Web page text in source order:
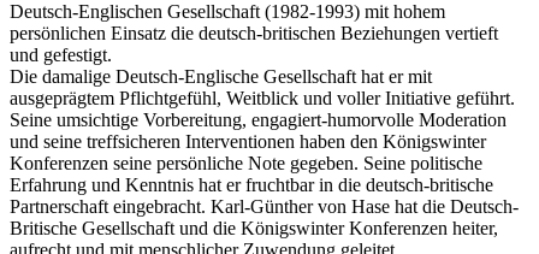
Deutsch-Englischen Gesellschaft (1982-1993) mit hohem
persönlichen Einsatz die deutsch-britischen Beziehungen vertieft
und gefestigt.
Die damalige Deutsch-Englische Gesellschaft hat er mit
ausgeprägtem Pflichtgefühl, Weitblick und voller Initiative geführt.
Seine umsichtige Vorbereitung, engagiert-humorvolle Moderation
und seine treffsicheren Interventionen haben den Königswinter
Konferenzen seine persönliche Note gegeben. Seine politische
Erfahrung und Kenntnis hat er fruchtbar in die deutsch-britische
Partnerschaft eingebracht. Karl-Günther von Hase hat die Deutsch-
Britische Gesellschaft und die Königswinter Konferenzen heiter,
aufrecht und mit menschlicher Zuwendung geleitet.